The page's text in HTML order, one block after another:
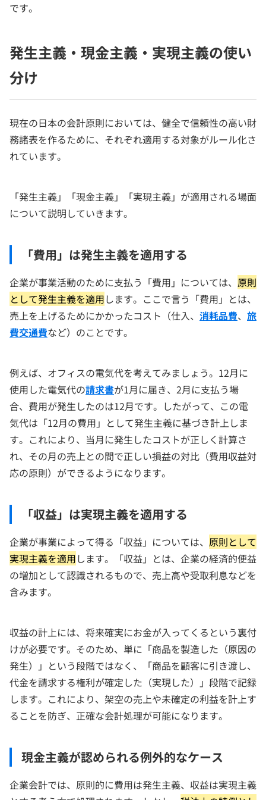
です。
発生主義・現金主義・実現主義の使い
分け
現在の日本の会計原則においては、健全で信頼性の高い財
務諸表を作るために、それぞれ適用する対象がルール化さ
れています。
「発生主義」「現金主義」「実現主義」が適用される場面
について説明していきます。
「費用」は発生主義を適用する
企業が事業活動のために支払う「費用」については、 原則
として発生主義を適用します。ここで言う「費用」とは、
売上を上げるためにかかったコスト（仕入、 消耗品費、 旅
費交通費など）のことです。
例えば、オフィスの電気代を考えてみましょう。12月に
使用した電気代の請求書が1月に届き、2月に支払う場
合、費用が発生したのは12月です。したがって、この電
気代は「12月の費用」として発生主義に基づき計上しま
す。これにより、当月に発生したコストが正しく計算さ
れ、その月の売上との間で正しい損益の対比（費用収益対
応の原則）ができるようになります。
「収益」は実現主義を適用する
企業が事業によって得る「収益」については、 原則として
実現主義を適用します。「収益」とは、企業の経済的便益
の増加として認識されるもので、売上高や受取利息などを
含みます。
収益の計上には、将来確実にお金が入ってくるという裏付
けが必要です。そのため、単に「商品を製造した（原因の
発生）」という段階ではなく、「商品を顧客に引き渡し、
代金を請求する権利が確定した（実現した）」段階で記録
します。これにより、架空の売上や未確定の利益を計上す
ることを防ぎ、正確な会計処理が可能になります。
現金主義が認められる例外的なケース
企業会計では、原則的に費用は発生主義、収益は実現主義